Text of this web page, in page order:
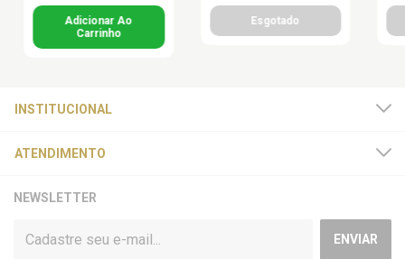
INSTITUCIONAL
ATENDIMENTO
NEWSLETTER